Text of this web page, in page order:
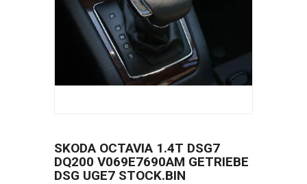
SKODA OCTAVIA 1.4T DSG7
DQ200 V069E7690AM GETRIEBE
DSG UGE7 STOCK.BIN